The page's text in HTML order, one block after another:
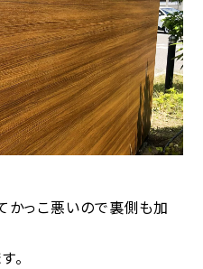
かっこ悪いので裏側も加
。